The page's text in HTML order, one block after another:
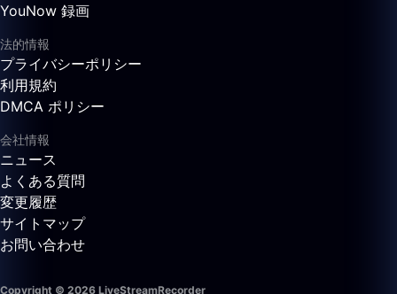
YouNow 録画
法的情報
プライバシーポリシー
利用規約
DMCA ポリシー
会社情報
ニュース
よくある質問
変更履歴
サイトマップ
お問い合わせ
Copyright © 2026 LiveStreamRecorder